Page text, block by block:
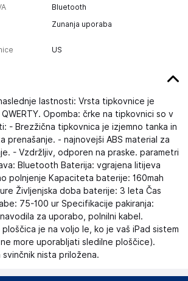
Bluetooth
Zunanja uporaba
US
lastnosti: Vrsta tipkovnice je
Opomba: črke na tipkovnici so v
- Brezžična tipkovnica je izjemno tanka in
prenašanje. - najnovejši ABS material za
- Vzdržljiv, odporen na praske. parametri
Bluetooth Baterija: vgrajena litijeva
polnjenje Kapaciteta baterije: 160mah
Življenjska doba baterije: 3 leta Čas
75-100 ur Specifikacije pakiranja:
za uporabo, polnilni kabel.
je na voljo le, ko je vaš iPad sistem
more uporabljati sledilne ploščice).
nista priložena.